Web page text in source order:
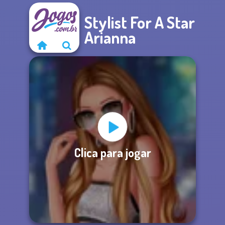
Stylist For A Star
Arianna
Clica para jogar